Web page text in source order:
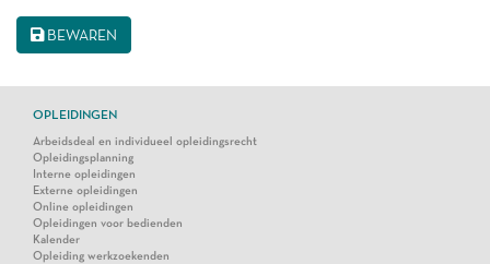
BEWAREN
OPLEIDINGEN
Arbeidsdeal en individueel opleidingsrecht
Opleidingsplanning
Interne opleidingen
Externe opleidingen
Online opleidingen
Opleidingen voor bedienden
Kalender
Opleiding werkzoekenden